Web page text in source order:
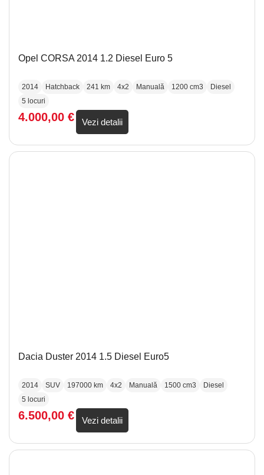
Opel CORSA 2014 1.2 Diesel Euro 5
2014 Hatchback 241 km 4x2 Manuală 1200 cm3
Diesel
5 locuri
4.000,00 € Vezi detalii
Dacia Duster 2014 1.5 Diesel Euro5
2014 SUV 197000 km 4x2 Manuală 1500 cm3
Diesel
5 locuri
6.500,00 € Vezi detalii